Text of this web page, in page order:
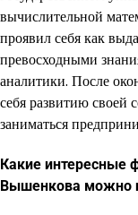
вычислительной
проявил себя как
превосходными
аналитики. После
себя развитию своей
заниматься
Какие интересные
Вышенкова можно